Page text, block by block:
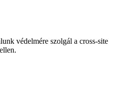
védelmére szolgál a cross-site